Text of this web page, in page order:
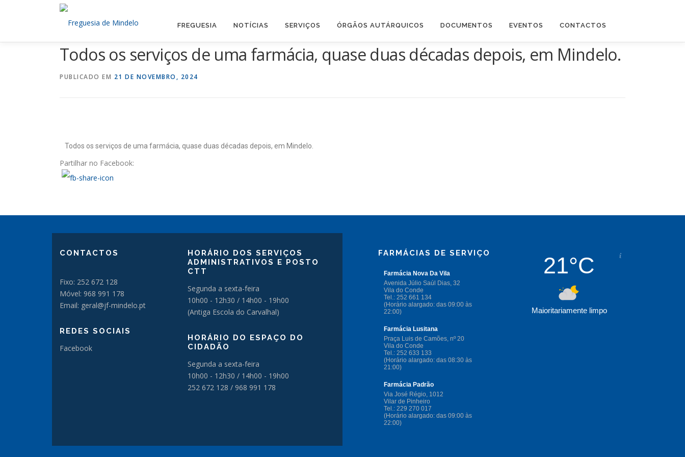
FREGUESIA NOTÍCIAS SERVIÇOS ÓRGÃOS AUTÁRQUICOS DOCUMENTOS EVENTOS CONTACTOS
Todos os serviços de uma farmácia, quase duas décadas depois, em Mindelo.
PUBLICADO EM 21 DE NOVEMBRO, 2024
Todos os serviços de uma farmácia, quase duas décadas depois, em Mindelo.
Partilhar no Facebook:
CONTACTOS
Fixo: 252 672 128
Móvel: 968 991 178
Email: geral@jf-mindelo.pt
REDES SOCIAIS
Facebook
HORÁRIO DOS SERVIÇOS
ADMINISTRATIVOS E POSTO
CTT
Segunda a sexta-feira
10h00 - 12h30 / 14h00 - 19h00
(Antiga Escola do Carvalhal)
HORÁRIO DO ESPAÇO DO
CIDADÃO
Segunda a sexta-feira
10h00 - 12h30 / 14h00 - 19h00
252 672 128 / 968 991 178
FARMÁCIAS DE SERVIÇO 21°C
Maioritariamente limpo